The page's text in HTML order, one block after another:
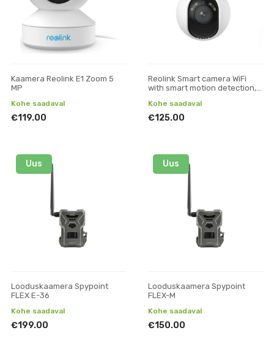
Kaamera Reolink E1 Zoom 5
MP
Kohe saadaval
€119.00
Reolink Smart camera WiFi
with smart motion detection, E
Kohe saadaval
€125.00
Uus
Looduskaamera Spypoint
FLEX E-36
Kohe saadaval
€199.00
Uus
Looduskaamera Spypoint
FLEX-M
Kohe saadaval
€150.00